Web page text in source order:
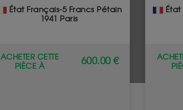
État Français-5 Francs Pétain
1941 Paris
ACHETER CETTE
PIÈCE À
600.00 €
État